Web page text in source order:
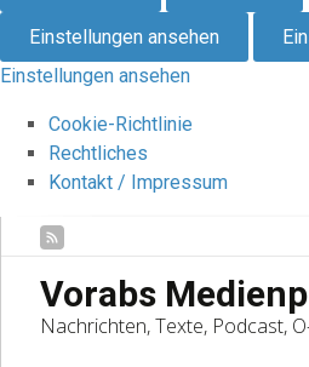
Einstellungen ansehen
Einstellungen ansehen
Cookie-Richtlinie
Rechtliches
Kontakt / Impressum
Vorabs
Nachrichten, Texte, Podcast,